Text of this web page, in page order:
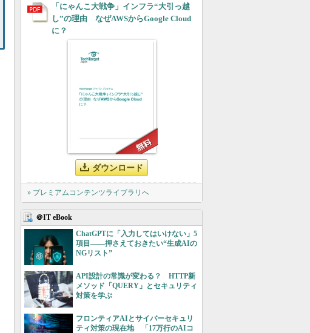
「にゃんこ大戦争」インフラ“大引っ越
し”の理由 なぜAWSからGoogle Cloud
に？
ダウンロード
» プレミアムコンテンツライブラリへ
＠IT eBook
ChatGPTに「入力してはいけない」5
項目――押さえておきたい“生成AIの
NGリスト”
API設計の常識が変わる？ HTTP新
メソッド「QUERY」とセキュリティ
対策を学ぶ
フロンティアAIとサイバーセキュリ
ティ対策の現在地 「17万行のAIコ